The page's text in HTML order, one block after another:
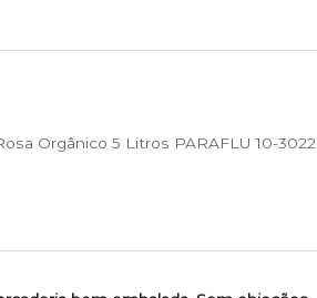
Orgânico 5 Litros PARAFLU 10-3022